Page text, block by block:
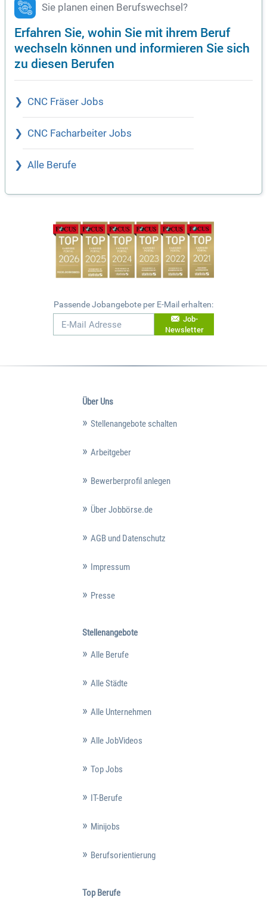
Sie planen einen Berufswechsel?
Erfahren Sie, wohin Sie mit ihrem Beruf
wechseln können und informieren Sie sich
zu diesen Berufen
CNC Fräser Jobs
CNC Facharbeiter Jobs
Alle Berufe
Passende Jobangebote per E-Mail erhalten:
Job-
Newsletter
Über Uns
Stellenangebote schalten
Arbeitgeber
Bewerberprofil anlegen
Über Jobbörse.de
AGB und Datenschutz
Impressum
Presse
Stellenangebote
Alle Berufe
Alle Städte
Alle Unternehmen
Alle JobVideos
Top Jobs
IT-Berufe
Minijobs
Berufsorientierung
Top Berufe